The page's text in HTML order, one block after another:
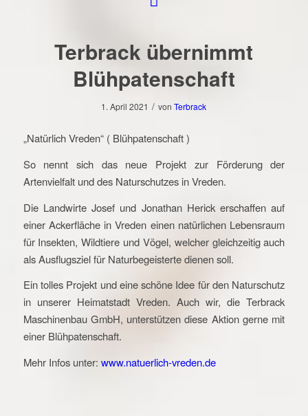
Terbrack übernimmt
Blühpatenschaft
1. April 2021 / vonTerbrack
„Natürlich Vreden“ ( Blühpatenschaft )
So nennt sich das neue Projekt zur Förderung der
Artenvielfalt und des Naturschutzes in Vreden.
Die Landwirte Josef und Jonathan Herick erschaffen auf
einer Ackerfläche in Vreden einen natürlichen Lebensraum
für Insekten, Wildtiere und Vögel, welcher gleichzeitig auch
als Ausflugsziel für Naturbegeisterte dienen soll.
Ein tolles Projekt und eine schöne Idee für den Naturschutz
in unserer Heimatstadt Vreden. Auch wir, die Terbrack
Maschinenbau GmbH, unterstützen diese Aktion gerne mit
einer Blühpatenschaft.
Mehr Infos unter: www.natuerlich-vreden.de